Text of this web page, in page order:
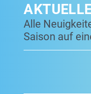
Alle
Saison auf